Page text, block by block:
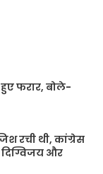
फरार, बोले-
रची थी, कांग्रेस
और